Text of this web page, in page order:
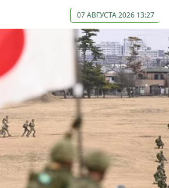
07 АВГУСТА 2026 13:27